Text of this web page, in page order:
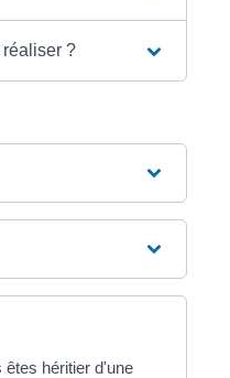
?
héritier d'une